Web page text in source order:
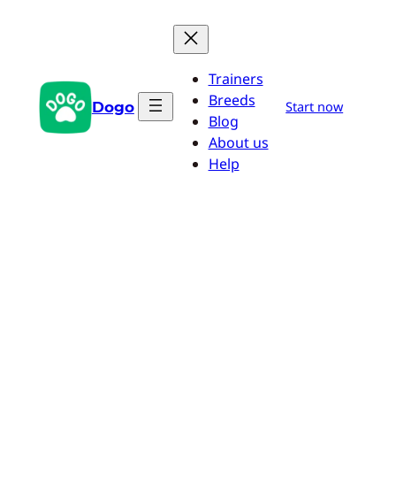
Dogo
Trainers
Breeds
Blog
About us
Help
Start now